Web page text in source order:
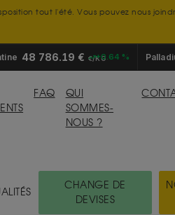
tout l'été. Vous pouvez nous
48 786.19 € €/KG+0.64 %
FAQ
QUI
SOMMES-
NOUS ?
CHANGE DE
DEVISES